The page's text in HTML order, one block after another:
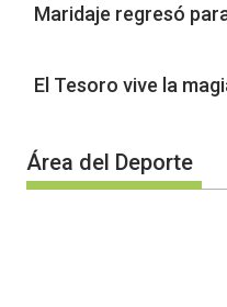
Maridaje regresó
El Tesoro vive la
Área del Deporte